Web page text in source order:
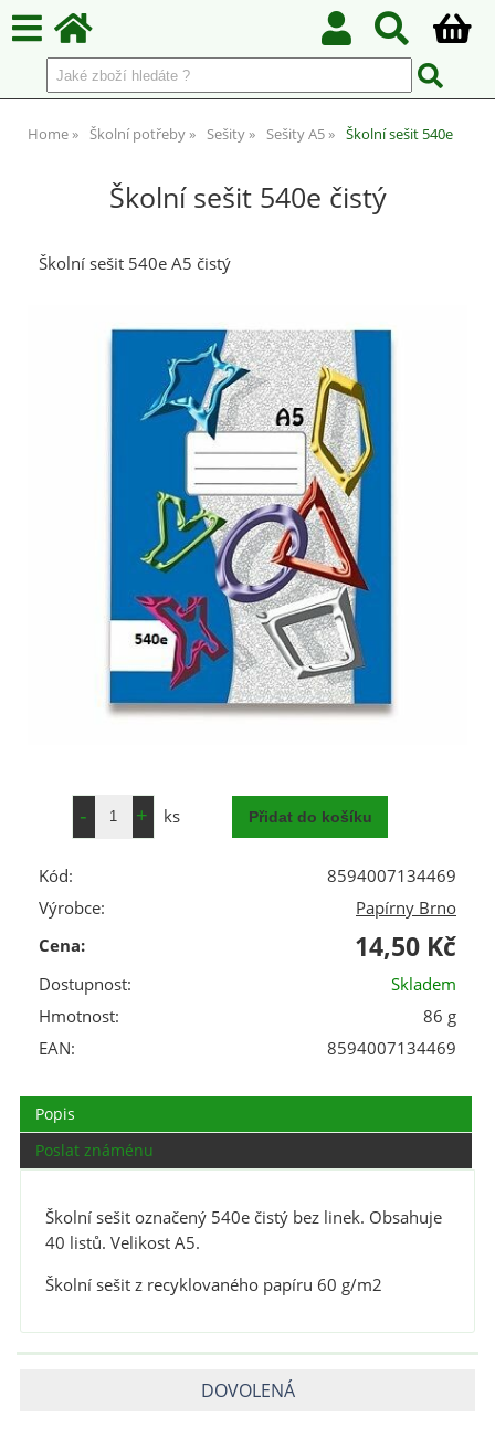
Home Školní potřeby Sešity Sešity A5 Školní sešit 540e
Školní sešit 540e čistý
Školní sešit 540e A5 čistý
ks
Kód:
8594007134469
Výrobce:
Papírny Brno
Cena:
14,50 Kč
Dostupnost:
Skladem
Hmotnost:
86 g
EAN:
8594007134469
Popis
Poslat známénu
Školní sešit označený 540e čistý bez linek. Obsahuje
40 listů. Velikost A5.
Školní sešit z recyklovaného papíru 60 g/m2
DOVOLENÁ